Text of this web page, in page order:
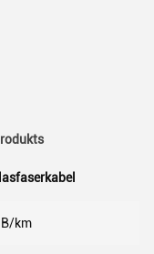
km